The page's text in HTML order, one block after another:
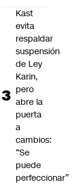
Kast
evita
respaldar
suspensión
de Ley
Karin,
pero
abre la
puerta
a
cambios:
“Se
puede
perfeccionar”